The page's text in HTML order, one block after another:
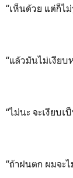
“เห็นด้วย แต่ก็ไ
“แล้วมันไม่เงียบ
“ไม่นะ จะเงียบ
“ถ้าฝนตก ผมจะไ